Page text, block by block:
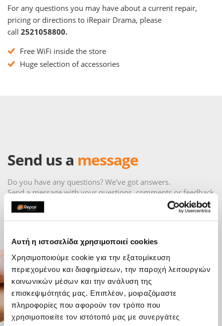
Αυτή η ιστοσελίδα χρησιμοποιεί cookies
Χρησιμοποιούμε cookie για την εξατομίκευση
περιεχομένου και διαφημίσεων, την παροχή λειτουργιών
κοινωνικών μέσων και την ανάλυση της
επισκεψιμότητάς μας. Επιπλέον, μοιραζόμαστε
πληροφορίες που αφορούν τον τρόπο που
χρησιμοποιείτε τον ιστότοπό μας με συνεργάτες
For any questions you may have about a current repair,
pricing or directions to iRepair Drama, please
call 2521058800.
Free WiFi inside the store
Huge selection of accessories
Send us a message
Do you have any questions? We've got answers.
Send a message with your questions, comments or feedback
directly to an iRepair store and will be in touch as soon as
possible.